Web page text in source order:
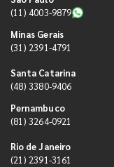
(11) 4003-9879
Minas Gerais
(31) 2391-4791
Santa Catarina
(48) 3380-9406
Pernambuco
(81) 3264-0921
Rio de Janeiro
(21) 2391-3161